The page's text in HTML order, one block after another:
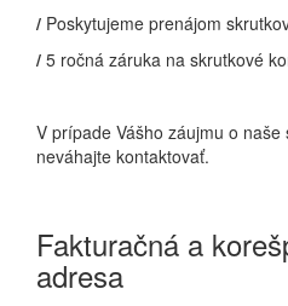
/ Poskytujeme prenájom
/ 5 ročná záruka na skrutkové
V prípade Vášho záujmu o
neváhajte kontaktovať.
Fakturačná a
adresa